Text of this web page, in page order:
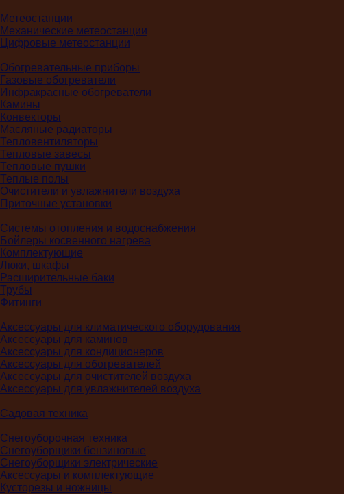
Метеостанции
Механические метеостанции
Цифровые метеостанции
Обогревательные приборы
Газовые обогреватели
Инфракрасные обогреватели
Камины
Конвекторы
Масляные радиаторы
Тепловентиляторы
Тепловые завесы
Тепловые пушки
Теплые полы
Очистители и увлажнители воздуха
Приточные установки
Системы отопления и водоснабжения
Бойлеры косвенного нагрева
Комплектующие
Люки, шкафы
Расширительные баки
Трубы
Фитинги
Аксессуары для климатического оборудования
Аксессуары для каминов
Аксессуары для кондиционеров
Аксессуары для обогревателей
Аксессуары для очистителей воздуха
Аксессуары для увлажнителей воздуха
Садовая техника
Снегоуборочная техника
Снегоуборщики бензиновые
Снегоуборщики электрические
Аксессуары и комплектующие
Кусторезы и ножницы